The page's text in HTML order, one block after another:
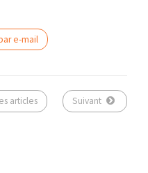
e-mail
articles Suivant